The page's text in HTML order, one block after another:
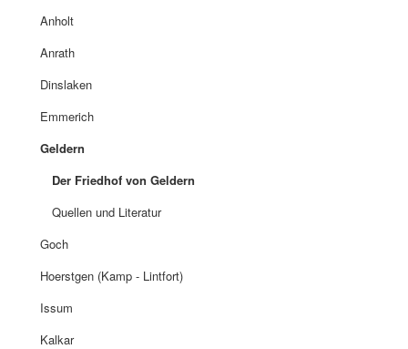
Anholt
Anrath
Dinslaken
Emmerich
Geldern
Der Friedhof von Geldern
Quellen und Literatur
Goch
Hoerstgen (Kamp - Lintfort)
Issum
Kalkar